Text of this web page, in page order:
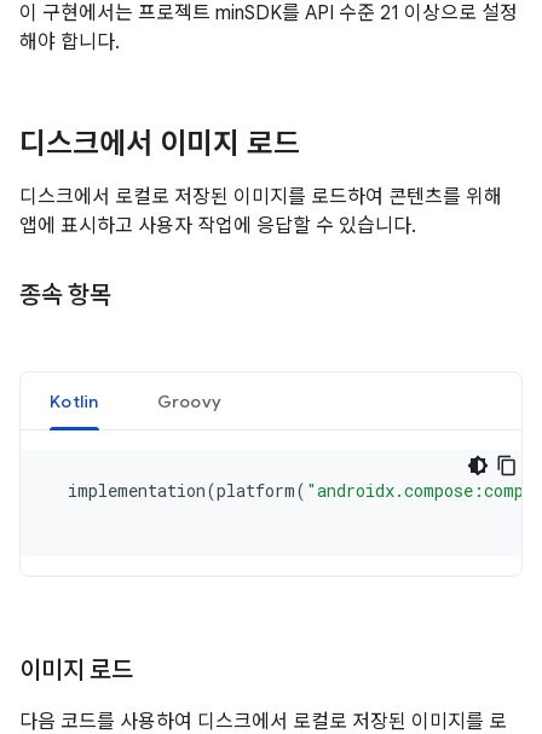
이 구현에서는 프로젝트 minSDK를 API 수준 21 이상으로 설정
해야 합니다.
디스크에서 이미지 로드
디스크에서 로컬로 저장된 이미지를 로드하여 콘텐츠를 위해
앱에 표시하고 사용자 작업에 응답할 수 있습니다.
종속 항목
이미지 로드
다음 코드를 사용하여 디스크에서 로컬로 저장된 이미지를 로